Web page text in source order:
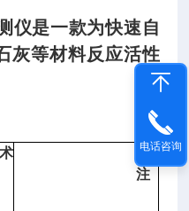
仪是一款为快速自
灰等材料反应活性
备
注
电话咨询